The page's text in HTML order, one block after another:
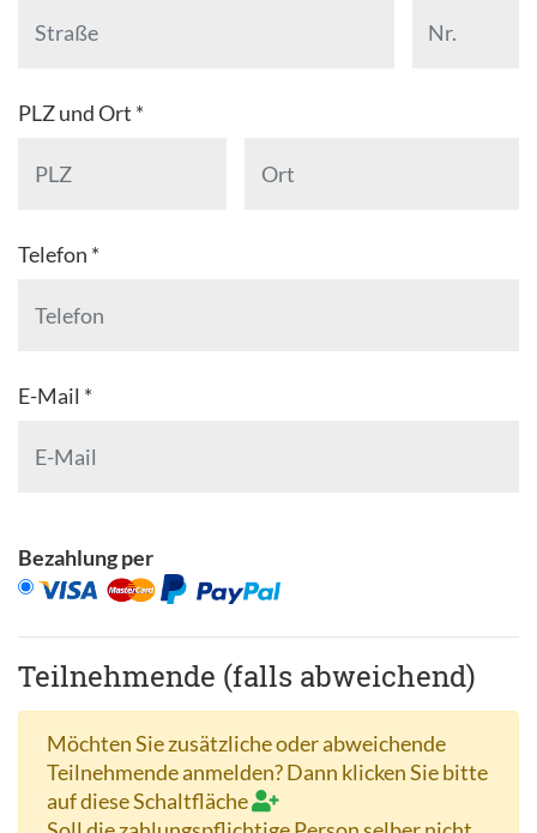
PLZ und Ort *
Telefon *
E-Mail *
Bezahlung per
Teilnehmende (falls abweichend)
Möchten Sie zusätzliche oder abweichende
Teilnehmende anmelden? Dann klicken Sie bitte
auf diese Schaltfläche